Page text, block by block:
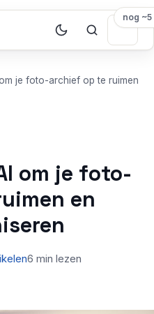
je foto-archief op te ruimen
om je foto-
en
6 min lezen
nog ~5